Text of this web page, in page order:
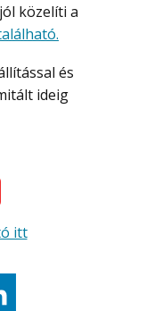
közelíti a
ideig
itt